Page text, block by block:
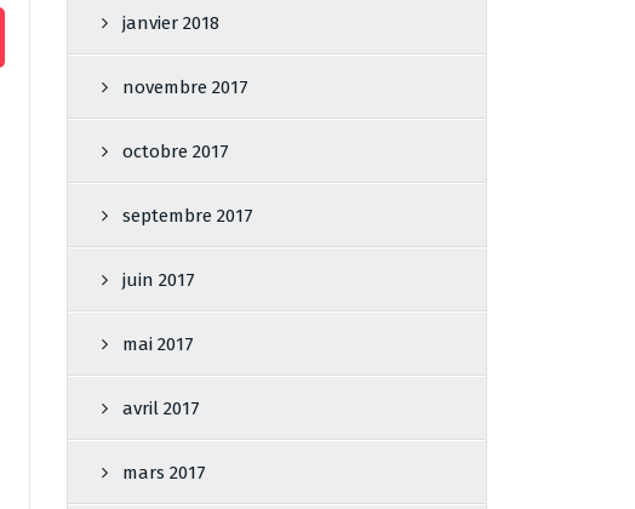
janvier 2018
novembre 2017
octobre 2017
septembre 2017
juin 2017
mai 2017
avril 2017
mars 2017